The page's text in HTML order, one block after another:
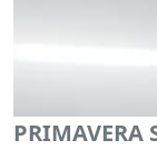
PRIMAVERA